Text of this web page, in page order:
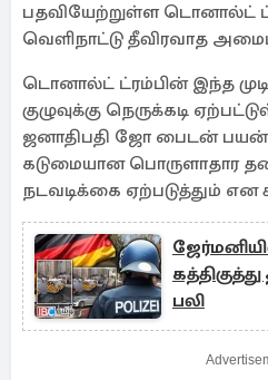
பதவியேற்றுள்ள டொனால்ட்
வெளிநாட்டு தீவிரவாத
டொனால்ட் ட்ரம்பின் இந்த
குழுவுக்கு நெருக்கடி
ஜனாதிபதி ஜோ பைடன்
கடுமையான
நடவடிக்கை ஏற்படுத்தும் என
பலி